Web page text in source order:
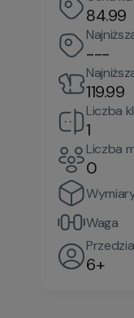
84.99
---
119.99
Liczba
1
Liczba
0
Waga
6+